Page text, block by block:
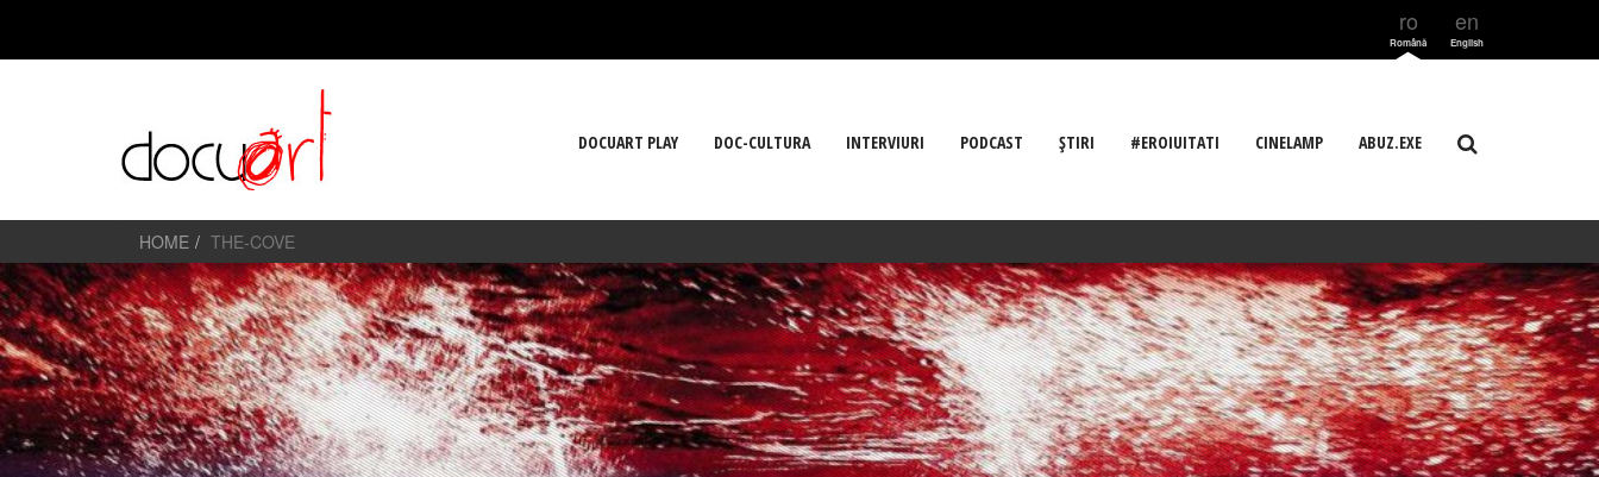
ro
Română
en
English
DOCUART PLAY DOC-CULTURA INTERVIURI PODCAST ŞTIRI #EROIUITATI CINELAMP ABUZ.EXE
HOME THE-COVE